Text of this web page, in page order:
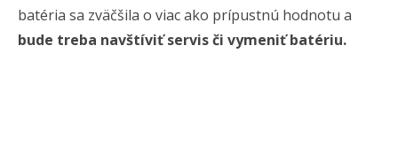
batéria sa zväčšila o viac ako prípustnú hodnotu a
bude treba navštíviť servis či vymeniť batériu.